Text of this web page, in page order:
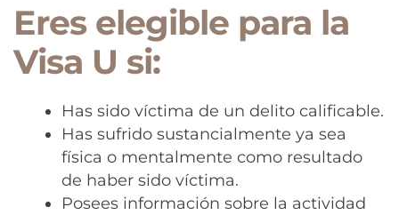
Eres elegible para la
Visa U si:
Has sido víctima de un delito calificable.
Has sufrido sustancialmente ya sea
física o mentalmente como resultado
de haber sido víctima.
Posees información sobre la actividad